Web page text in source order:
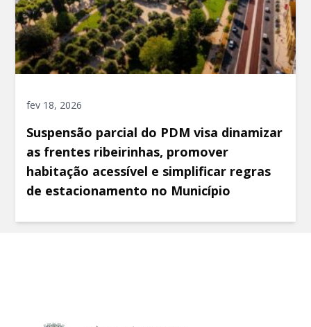
fev 18, 2026
Suspensão parcial do PDM visa dinamizar
as frentes ribeirinhas, promover
habitação acessível e simplificar regras
de estacionamento no Município